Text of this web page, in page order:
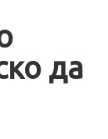
да